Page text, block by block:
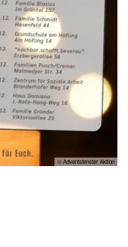
© Adventsfenster Aktion